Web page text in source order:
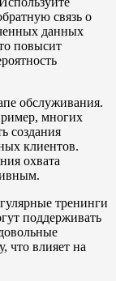
связь о
данных
повысит
обслуживания.
многих
создания
клиентов.
охвата
тренинги
поддерживать
что влияет на